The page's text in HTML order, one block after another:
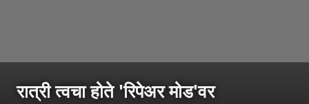
रात्री त्वचा होते 'रिपेअर मोड'वर